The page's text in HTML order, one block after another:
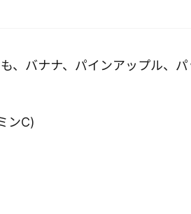
、バナナ、パインアップル、
ンC)